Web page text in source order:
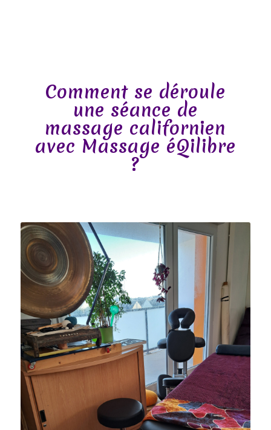
Comment se déroule
une séance de
massage californien
avec Massage éQilibre
?